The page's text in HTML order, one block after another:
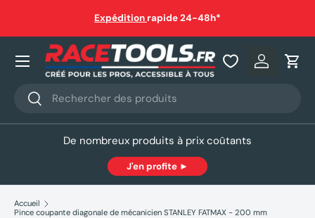
Aller au contenu
Recherche
Rechercher
Se
Nos produits
De nombreux produits à prix coûtants
J'en profite ►
Accueil
Pince coupante diagonale de mécanicien STANLEY FATMAX - 200 mm